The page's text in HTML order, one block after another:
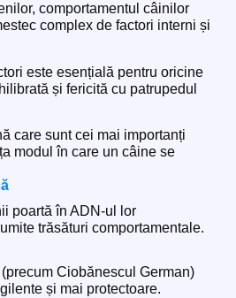
comportamentul câinilor
complex de factori interni și
este esențială pentru oricine
și fericită cu patrupedul
care sunt cei mai importanți
modul în care un câine se
poartă în ADN-ul lor
trăsături comportamentale.
Ciobănescul German)
și mai protectoare.